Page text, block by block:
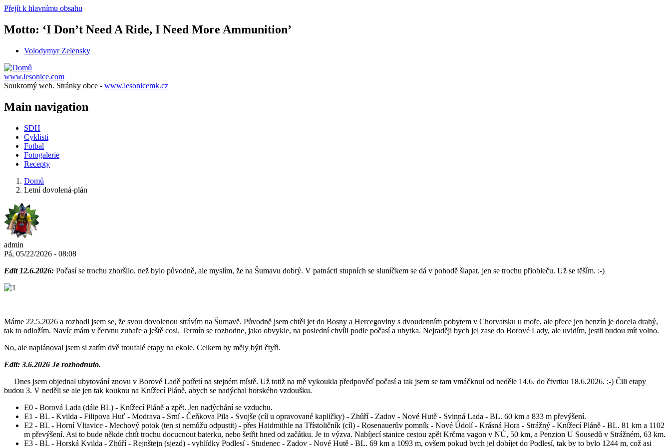
Přejít k hlavnímu obsahu
Motto: ‘I Don’t Need A Ride, I Need More Ammunition’
Volodymyr Zelensky
www.lesonice.com
Soukromý web. Stránky obce - www.lesonicemk.cz
Main navigation
SDH
Cyklisti
Fotbal
Fotogalerie
Recepty
Domů
Letní dovolená-plán
admin
Pá, 05/22/2026 - 08:08
Edit 12.6.2026: Počasí se trochu zhoršilo, než bylo původně, ale myslím, že na Šumavu dobrý. V patnácti stupních se sluníčkem se dá v pohodě šlapat, jen se trochu přiobleču. Už se těším. :-)
Máme 22.5.2026 a rozhodl jsem se, že svou dovolenou strávím na Šumavě. Původně jsem chtěl jet do Bosny a Hercegoviny s dvoudenním pobytem v Chorvatsku u moře, ale přece jen benzín je docela drahý,
tak to odložím. Navíc mám v červnu zubaře a ještě cosi. Termín se rozhodne, jako obvykle, na poslední chvíli podle počasí a ubytka. Nejraději bych jel zase do Borové Lady, ale uvidím, jestli budou mít volno.
No, ale naplánoval jsem si zatím dvě troufalé etapy na ekole. Celkem by měly býti čtyři.
Edit: 3.6.2026 Je rozhodnuto.
Dnes jsem objednal ubytování znovu v Borové Ladě potřetí na stejném místě. Už totiž na mě vykoukla předpověď počasí a tak jsem se tam vmáčknul od neděle 14.6. do čtvrtku 18.6.2026. :-) Čili etapy
budou 3. V neděli se ale jen tak kouknu na Knížecí Pláně, abych se nadýchal horského vzdoušku.
E0 - Borová Lada (dále BL) - Knížecí Pláně a zpět. Jen nadýchání se vzduchu.
E1 - BL - Kvilda - Filipova Huť - Modrava - Srní - Čeňkova Pila - Svojše (cíl u opravované kapličky) - Zhůří - Zadov - Nové Hutě - Svinná Lada - BL. 60 km a 833 m převýšení.
E2 - BL - Horní Vltavice - Mechový potok (ten si nemůžu odpustit) - přes Haidmühle na Třístoličník (cíl) - Rosenauerův pomník - Nové Údolí - Krásná Hora - Strážný - Knížecí Pláně - BL. 81 km a 1102
m převýšení. Asi to bude někde chtít trochu docucnout baterku, nebo šetřit hned od začátku. Je to výzva. Nabíjecí stanice cestou zpět Krčma vagon v NÚ, 50 km, a Penzion U Sousedů v Strážném, 63 km.
E3 - BL - Horská Kvilda - Zhůří - Rejnštejn (sjezd) - vyhlídky Podlesí - Studenec - Zadov - Nové Hutě - BL. 69 km a 1093 m, ovšem pokud bych jel dobíjet do Podlesí, tak by to bylo 1244 m, což asi